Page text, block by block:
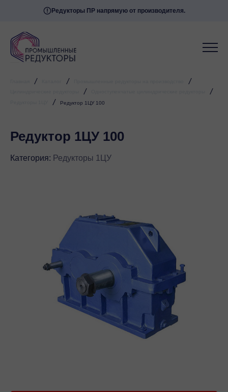
Редукторы ПР напрямую от производителя.
/ / /
/ /
/ Редуктор 1ЦУ 100
Редуктор 1ЦУ 100
Категория: Редукторы 1ЦУ